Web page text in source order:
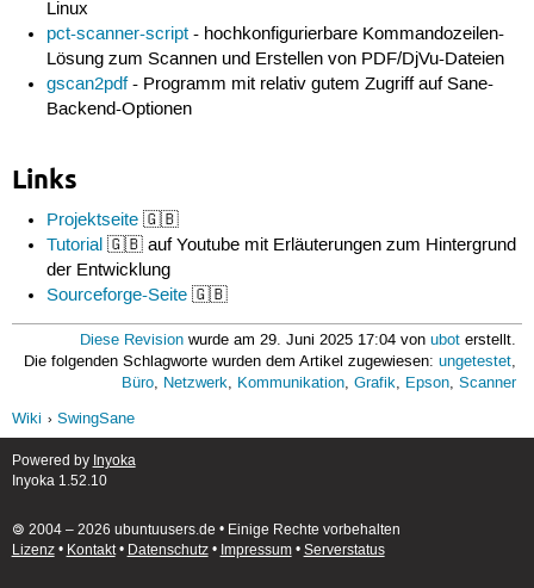
Linux
pct-scanner-script - hochkonfigurierbare Kommandozeilen-
Lösung zum Scannen und Erstellen von PDF/DjVu-Dateien
gscan2pdf- Programm mit relativ gutem Zugriff auf Sane-
Backend-Optionen
Links
Projektseite 🇬🇧
Tutorial 🇬🇧 auf Youtube mit Erläuterungen zum Hintergrund
der Entwicklung
Sourceforge-Seite 🇬🇧
Diese Revision wurde am 29. Juni 2025 17:04 vonubot erstellt.
Die folgenden Schlagworte wurden dem Artikel zugewiesen:ungetestet,
Büro, Netzwerk, Kommunikation,Grafik, Epson,Scanner
Wiki
SwingSane
Powered by Inyoka
Inyoka 1.52.10
🄯 2004 – 2026 ubuntuusers.de • Einige Rechte vorbehalten
Lizenz• Kontakt• Datenschutz• Impressum• Serverstatus